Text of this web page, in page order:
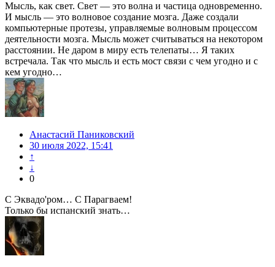
Мысль, как свет. Свет — это волна и частица одновременно.
И мысль — это волновое создание мозга. Даже создали
компьютерные протезы, управляемые волновым процессом
деятельности мозга. Мысль может считываться на некотором
расстоянии. Не даром в миру есть телепаты… Я таких
встречала. Так что мысль и есть мост связи с чем угодно и с
кем угодно…
Анастасий Паниковский
30 июля 2022, 15:41
↑
↓
0
С Эквадо'ром… С Парагваем!
Только бы испанский знать…